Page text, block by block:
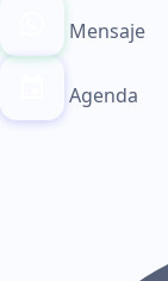
Mensaje
Agenda